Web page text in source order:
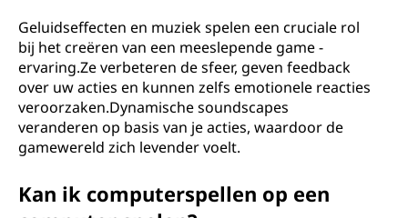
Geluidseffecten en muziek spelen een cruciale rol
bij het creëren van een meeslepende game -
ervaring.Ze verbeteren de sfeer, geven feedback
over uw acties en kunnen zelfs emotionele reacties
veroorzaken.Dynamische soundscapes
veranderen op basis van je acties, waardoor de
gamewereld zich levender voelt.
Kan ik computerspellen op een